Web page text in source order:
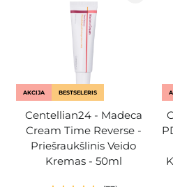
AKCIJA BESTSELERIS
Centellian24 - Madeca
Cream Time Reverse -
Priešraukšlinis Veido
Kremas - 50ml